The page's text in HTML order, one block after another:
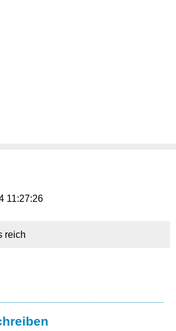
11:27:26
reich